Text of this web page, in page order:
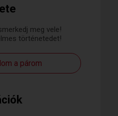
meg vele!
történetedet!
a párom